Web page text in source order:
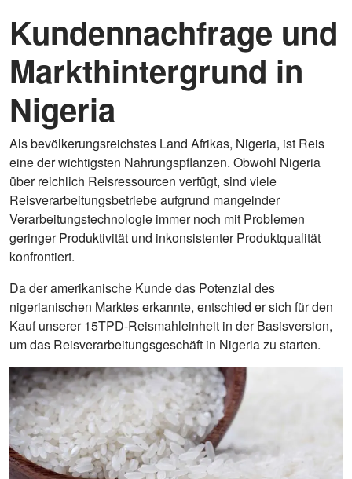
Kundennachfrage und
Markthintergrund in
Nigeria
Als bevölkerungsreichstes Land Afrikas, Nigeria, ist Reis
eine der wichtigsten Nahrungspflanzen. Obwohl Nigeria
über reichlich Reisressourcen verfügt, sind viele
Reisverarbeitungsbetriebe aufgrund mangelnder
Verarbeitungstechnologie immer noch mit Problemen
geringer Produktivität und inkonsistenter Produktqualität
konfrontiert.
Da der amerikanische Kunde das Potenzial des
nigerianischen Marktes erkannte, entschied er sich für den
Kauf unserer 15TPD-Reismahleinheit in der Basisversion,
um das Reisverarbeitungsgeschäft in Nigeria zu starten.